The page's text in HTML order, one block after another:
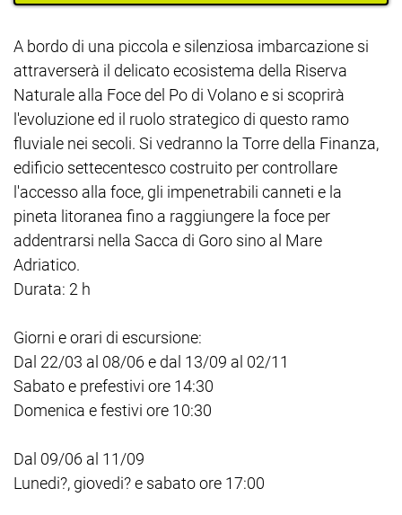
A bordo di una piccola e silenziosa imbarcazione si
attraverserà il delicato ecosistema della Riserva
Naturale alla Foce del Po di Volano e si scoprirà
l'evoluzione ed il ruolo strategico di questo ramo
fluviale nei secoli. Si vedranno la Torre della Finanza,
edificio settecentesco costruito per controllare
l'accesso alla foce, gli impenetrabili canneti e la
pineta litoranea fino a raggiungere la foce per
addentrarsi nella Sacca di Goro sino al Mare
Adriatico.
Durata: 2 h
Giorni e orari di escursione:
Dal 22/03 al 08/06 e dal 13/09 al 02/11
Sabato e prefestivi ore 14:30
Domenica e festivi ore 10:30
Dal 09/06 al 11/09
Lunedi?, giovedi? e sabato ore 17:00